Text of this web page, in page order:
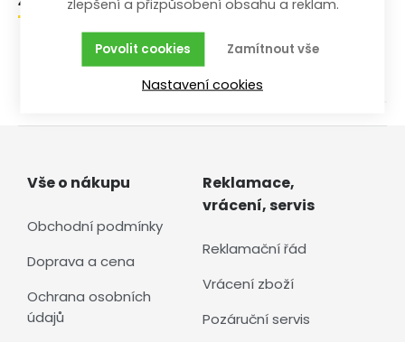
Dílna a stavba / Příslušenství k nářadí /
Vrtáky a závitníky /
Vše o nákupu
Obchodní podmínky
Doprava a cena
Ochrana osobních
údajů
Reklamace,
vrácení, servis
Reklamační řád
Vrácení zboží
Pozáruční servis
zlepšení a přizpůsobení obsahu a reklam.
Zamítnout vše
Povolit cookies
Nastavení cookies